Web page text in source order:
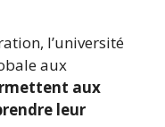
l’université
aux
aux
leur